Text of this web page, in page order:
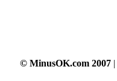
© MinusOK.com 2007 |